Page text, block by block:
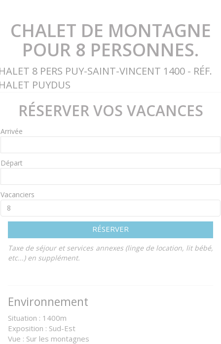
CHALET DE MONTAGNE
POUR 8 PERSONNES.
8 PERS PUY-SAINT-VINCENT 1400 - RÉF.
PUYDUS
RÉSERVER VOS VACANCES
Arrivée
Départ
Vacanciers
RÉSERVER
Taxe de séjour et services annexes (linge de location, lit bébé,
etc...) en supplément.
Environnement
Situation : 1400m
Exposition : Sud-Est
Vue : Sur les montagnes